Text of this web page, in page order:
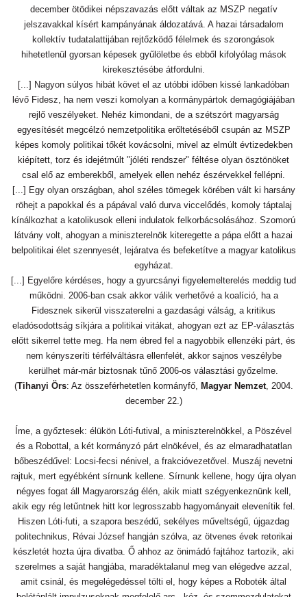
december ötödikei népszavazás előtt váltak az MSZP negatív
jelszavakkal kísért kampányának áldozatává. A hazai társadalom
kollektív tudatalattijában rejtőzködő félelmek és szorongások
hihetetlenül gyorsan képesek gyűlöletbe és ebből kifolyólag mások
kirekesztésébe átfordulni.
[...] Nagyon súlyos hibát követ el az utóbbi időben kissé lankadóban
lévő Fidesz, ha nem veszi komolyan a kormánypártok demagógiájában
rejlő veszélyeket. Nehéz kimondani, de a szétszórt magyarság
egyesítését megcélzó nemzetpolitika erőltetéséből csupán az MSZP
képes komoly politikai tőkét kovácsolni, mivel az elmúlt évtizedekben
kiépített, torz és idejétmúlt "jóléti rendszer" féltése olyan ösztönöket
csal elő az emberekből, amelyek ellen nehéz észérvekkel fellépni.
[...] Egy olyan országban, ahol széles tömegek körében vált ki harsány
röhejt a papokkal és a pápával való durva viccelődés, komoly táptalaj
kínálkozhat a katolikusok elleni indulatok felkorbácsolásához. Szomorú
látvány volt, ahogyan a miniszterelnök kiteregette a pápa előtt a hazai
belpolitikai élet szennyesét, lejáratva és befeketítve a magyar katolikus
egyházat.
[...] Egyelőre kérdéses, hogy a gyurcsányi figyelemelterelés meddig tud
működni. 2006-ban csak akkor válik verhetővé a koalíció, ha a
Fidesznek sikerül visszaterelni a gazdasági válság, a kritikus
eladósodottság síkjára a politikai vitákat, ahogyan ezt az EP-választás
előtt sikerrel tette meg. Ha nem ébred fel a nagyobbik ellenzéki párt, és
nem kényszeríti térfélváltásra ellenfelét, akkor sajnos veszélybe
kerülhet már-már biztosnak tűnő 2006-os választási győzelme.
(Tihanyi Örs: Az összeférhetetlen kormányfő, Magyar Nemzet, 2004.
december 22.)
Íme, a győztesek: élükön Lóti-futival, a miniszterelnökkel, a Pöszével
és a Robottal, a két kormányzó párt elnökével, és az elmaradhatatlan
bőbeszédűvel: Locsi-fecsi nénivel, a frakcióvezetővel. Muszáj nevetni
rajtuk, mert egyébként sírnunk kellene. Sírnunk kellene, hogy újra olyan
négyes fogat áll Magyarország élén, akik miatt szégyenkeznünk kell,
akik egy rég letűntnek hitt kor legrosszabb hagyományait elevenítik fel.
Hiszen Lóti-futi, a szapora beszédű, sekélyes műveltségű, újgazdag
politechnikus, Révai József hangján szólva, az ötvenes évek retorikai
készletét hozta újra divatba. Ő ahhoz az önimádó fajtához tartozik, aki
szerelmes a saját hangjába, maradéktalanul meg van elégedve azzal,
amit csinál, és megelégedéssel tölti el, hogy képes a Roboték által